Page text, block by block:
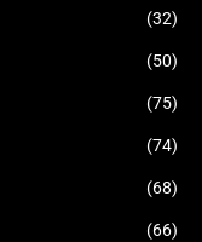
(32)
(50)
(75)
(74)
(68)
(66)